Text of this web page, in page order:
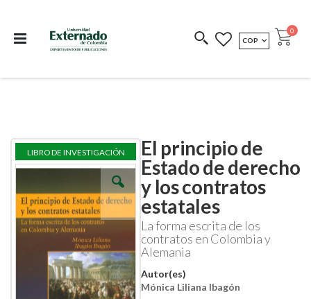
COEDICIONES REDIMIR CÓDIGO
MONEDA
COP Cart
0
El principio de
Estado de derecho
y los contratos
estatales
La forma escrita de los
contratos en Colombia y
Alemania
Autor(es)
Mónica Liliana Ibagón
Skip
the
of
the
images
gallery
Skip
the
of
the
images
gallery
LIBRO DE INVESTIGACIÓN